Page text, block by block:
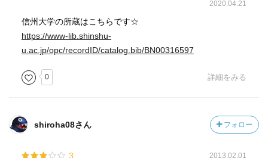
・実際にはまったくの善人も全くの悪人も極わずかで、大
多数はその中間である
え自分を鍛え、強くする。
死を軽んじればいい
・享受の尺度は我々がそこに注ぎ込む熱意の多少に依存す
2020.04.21
信州大学の所蔵はこちらです☆
https://www-lib.shinshu-
u.ac.jp/opc/recordID/catalog.bib/BN00316597
0 詳細をみる
shiroha08さん フォロー
3 2013.02.01